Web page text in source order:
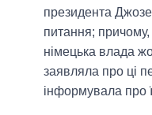
президента
питання;
німецька влада
заявляла про ці
інформувала про